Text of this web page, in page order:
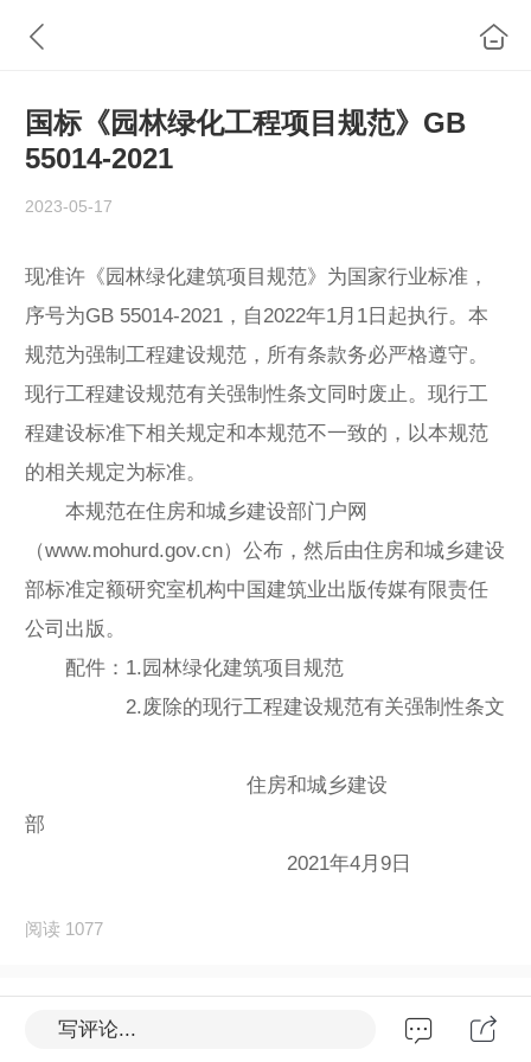
国标《园林绿化工程项目规范》GB
55014-2021
2023-05-17
现准许《园林绿化建筑项目规范》为国家行业标准，
序号为GB 55014-2021，自2022年1月1日起执行。本
规范为强制工程建设规范，所有条款务必严格遵守。
现行工程建设规范有关强制性条文同时废止。现行工
程建设标准下相关规定和本规范不一致的，以本规范
的相关规定为标准。
本规范在住房和城乡建设部门户网
（www.mohurd.gov.cn）公布，然后由住房和城乡建设
部标准定额研究室机构中国建筑业出版传媒有限责任
公司出版。
配件：1.园林绿化建筑项目规范
2.废除的现行工程建设规范有关强制性条文
住房和城乡建设
部
2021年4月9日
阅读 1077
写评论...